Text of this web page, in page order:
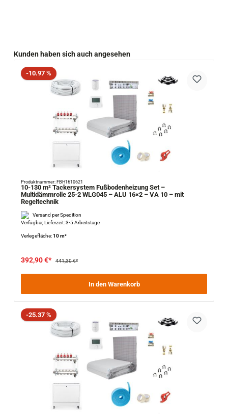
Produktgalerie überspringen
Kunden haben sich auch angesehen
Rabatt
-10.97 %
Produktnummer: FBH1610621
10-130 m² Tackersystem Fußbodenheizung Set –
Multidämmrolle 25-2 WLG045 – ALU 16×2 – VA 10 – mit
Regeltechnik
Versand per Spedition
Verfügbar, Lieferzeit: 3-5 Arbeitstage
Verlegefläche:10 m²
392,90 €* 441,30 €*
In den Warenkorb
Rabatt
-25.37 %